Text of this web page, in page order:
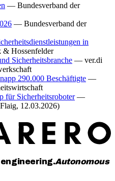
— Bundesverband der
— Bundesverband der
in
& Hossenfelder
Sicherheitsbranche — ver.di
290.000 Beschäftigte —
für Sicherheitsroboter —
12.03.2026)
Autonomous